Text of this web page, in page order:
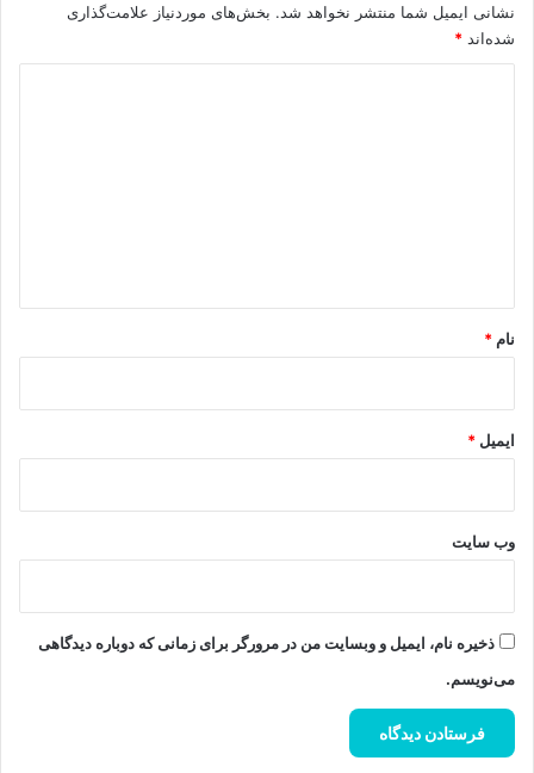
نشانی ایمیل شما منتشر نخواهد شد. بخش‌های موردنیاز علامت‌گذاری
شده‌اند *
نام *
ایمیل *
وب‌ سایت
ذخیره نام، ایمیل و وبسایت من در مرورگر برای زمانی که دوباره دیدگاهی
می‌نویسم.